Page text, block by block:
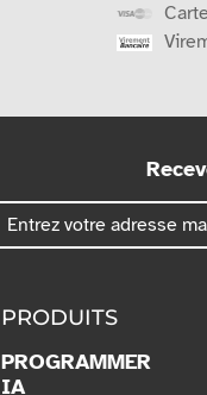
PRODUITS
PROGRAMMER
IA